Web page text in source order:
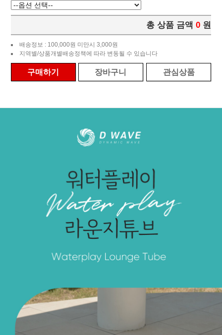
총 상품 금액 0 원
배송정보 : 100,000원 미만시 3,000원
지역별/상품개별배송정책에 따라 변동될 수 있습니다
구매하기 장바구니 관심상품